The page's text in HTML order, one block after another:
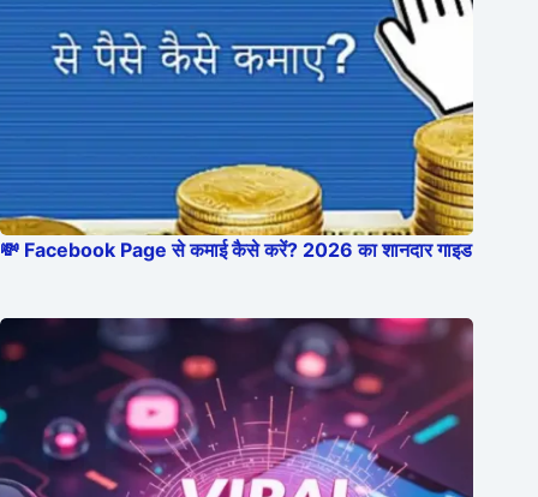
💸 Facebook Page से कमाई कैसे करें? 2026 का शानदार गाइड